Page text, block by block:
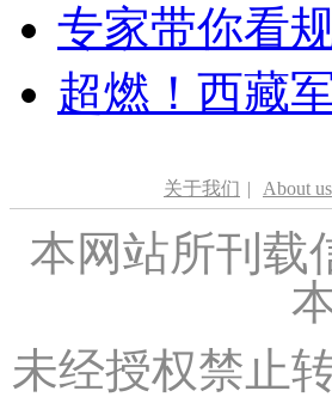
专家带你看
超燃！西藏
关于我们 | About us
本网站所刊载
未经授权禁止